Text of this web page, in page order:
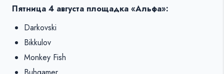
Пятница 4 августа площадка «Альфа»:
Darkovski
Bikkulov
Monkey Fish